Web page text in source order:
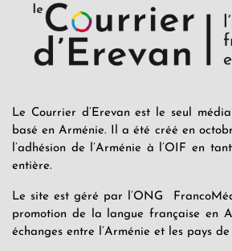
Le Courrier d’Erevan est le seul
basé en Arménie. Il a été créé en
l’adhésion de l’Arménie à l’OIF en
entière.
Le site est géré par l’ONG
promotion de la langue française en
échanges entre l’Arménie et les pays